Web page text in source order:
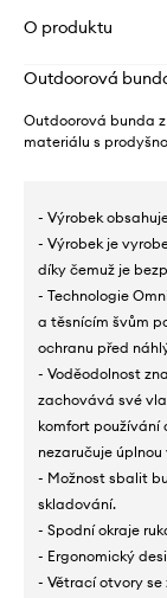
O produktu
Outdoorová
Outdoorová bunda
materiálu s
- Výrobek
- Výrobek je
díky čemuž je
- Technologie
a těsnícím švům
ochranu před
- Voděodolnost
zachovává své
komfort používání
nezaručuje
- Možnost sbalit
skladování.
- Spodní okraje
- Ergonomický
- Větrací otvory